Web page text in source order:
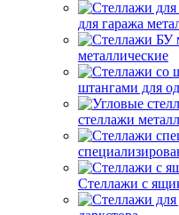
для гаража
металлические
штангами для
стеллажи
Стеллажи с